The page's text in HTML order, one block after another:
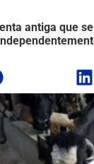
antiga que